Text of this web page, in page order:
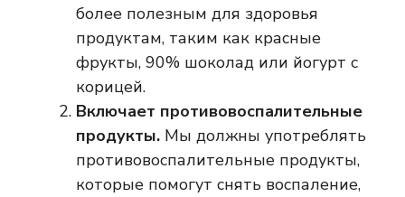
более полезным для здоровья
продуктам, таким как красные
фрукты, 90% шоколад или йогурт с
корицей.
Включает противовоспалительные
продукты. Мы должны употреблять
противовоспалительные продукты,
которые помогут снять воспаление,